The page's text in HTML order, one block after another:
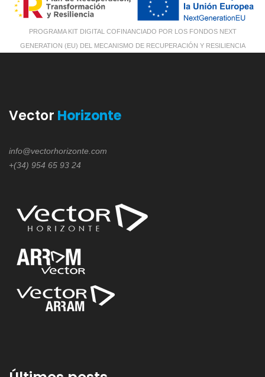
PROGRAMA KIT DIGITAL COFINANCIADO POR LOS FONDOS NEXT
GENERATION (EU) DEL MECANISMO DE RECUPERACIÓN Y RESILIENCIA
Vector Horizonte
info@vectorhorizonte.com
+(34) 954 65 93 24